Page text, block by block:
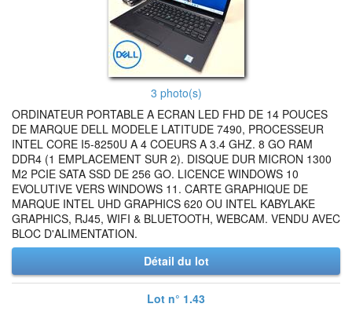
3 photo(s)
ORDINATEUR PORTABLE A ECRAN LED FHD DE 14 POUCES
DE MARQUE DELL MODELE LATITUDE 7490, PROCESSEUR
INTEL CORE I5-8250U A 4 COEURS A 3.4 GHZ. 8 GO RAM
DDR4 (1 EMPLACEMENT SUR 2). DISQUE DUR MICRON 1300
M2 PCIE SATA SSD DE 256 GO. LICENCE WINDOWS 10
EVOLUTIVE VERS WINDOWS 11. CARTE GRAPHIQUE DE
MARQUE INTEL UHD GRAPHICS 620 OU INTEL KABYLAKE
GRAPHICS, RJ45, WIFI & BLUETOOTH, WEBCAM. VENDU AVEC
BLOC D'ALIMENTATION.
Détail du lot
Lot n° 1.43